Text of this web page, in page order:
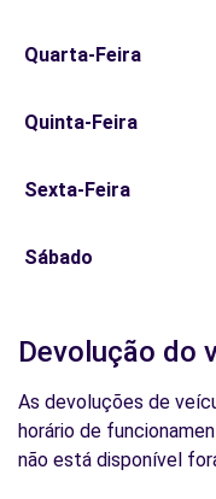
Quarta-Feira
Quinta-Feira
Sexta-Feira
Sábado
Devolução do
As devoluções de
horário de
não está disponível